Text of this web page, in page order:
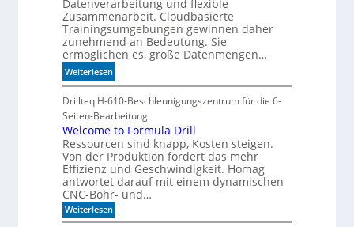
e
x
a
u
f
P
l
a
t
z
1
7
e
K
I
m
i
t
d
e
n
k
t
Datenverarbeitung und flexible
Zusammenarbeit. Cloudbasierte
Trainingsumgebungen gewinnen daher
zunehmend an Bedeutung. Sie
ermöglichen es, große Datenmengen…
Weiterlesen:
S
c
h
n
e
l
l
e
r
z
Drillteq H-610-Beschleunigungszentrum für die 6-
Seiten-Bearbeitung
Welcome to Formula Drill
Ressourcen sind knapp, Kosten steigen.
Von der Produktion fordert das mehr
Effizienz und Geschwindigkeit. Homag
antwortet darauf mit einem dynamischen
CNC-Bohr- und…
Weiterlesen:
W